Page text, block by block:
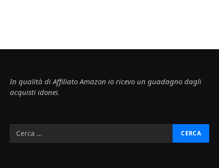
In qualità di Affiliato Amazon io ricevo un guadagno dagli
acquisti idonei.